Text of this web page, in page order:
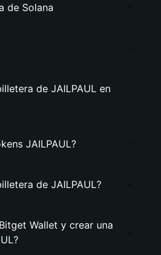
de Solana
de JAILPAUL en
JAILPAUL?
de JAILPAUL?
Wallet y crear una